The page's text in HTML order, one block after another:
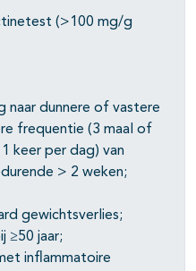
(>100 mg/g
naar dunnere of vastere
frequentie (3 maal of
keer per dag) van
> 2 weken;
gewichtsverlies;
≥50 jaar;
inflammatoire